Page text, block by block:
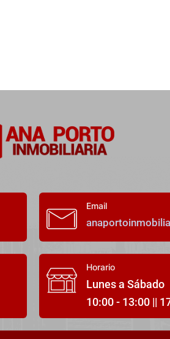
Email
Horario
Lunes a Sábado
10:00 - 13:00 ||